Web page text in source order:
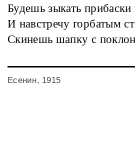
Будешь зыкать прибаски
И навстречу горбатым
Скинешь шапку с
Есенин, 1915